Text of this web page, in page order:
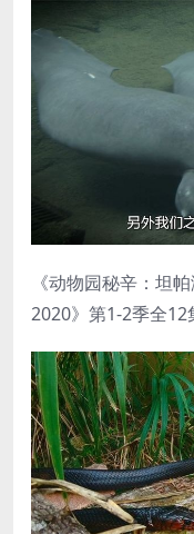
《动物园秘辛：坦
2020》第1-2季全12